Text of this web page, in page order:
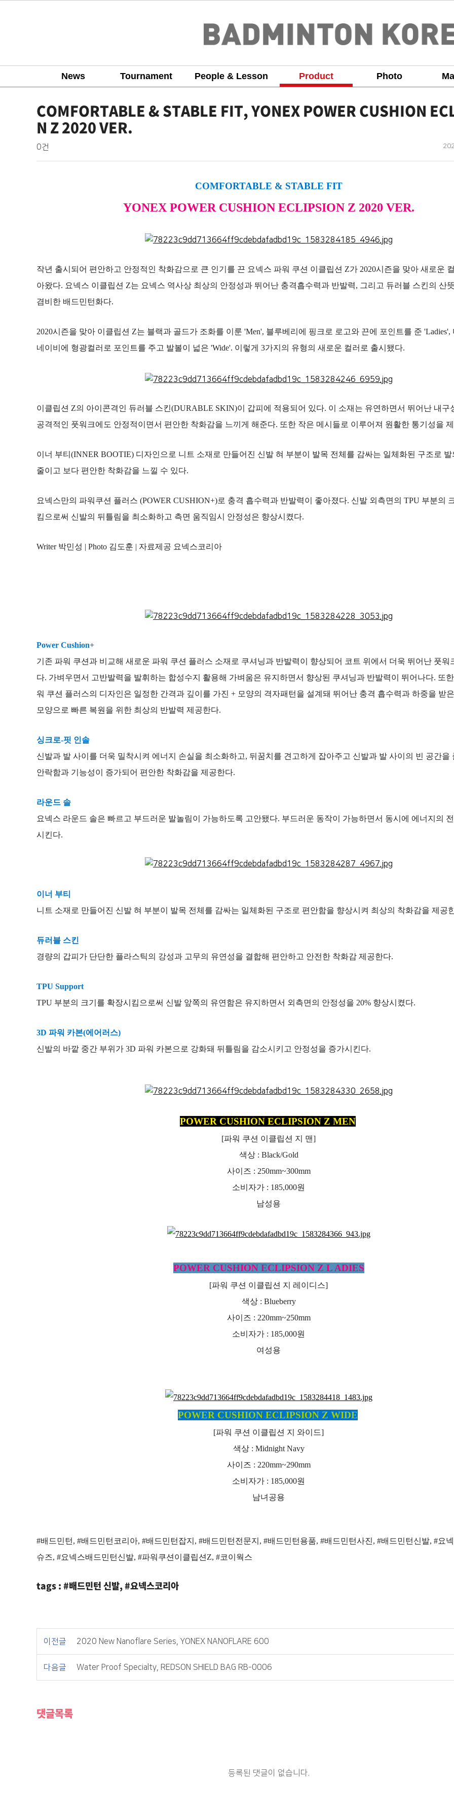
News Tournament People & Lesson Product Photo
product
COMFORTABLE & STABLE FIT, YONEX POWER CUSHION
N Z 2020 VER.
작
성
배
드
댓
글
0건
작
COMFORTABLE & STABLE FIT
YONEX POWER CUSHION ECLIPSION Z 2020 VER.
작년 출시되어 편안하고 안정적인 착화감으로 큰 인기를 끈 요넥스 파워 쿠션 이클립션 Z가 2020시즌을 맞아 새로운
아왔다. 요넥스 이클립션 Z는 요넥스 역사상 최상의 안정성과 뛰어난 충격흡수력과 반발력, 그리고 듀러블 스킨의 산
겸비한 배드민턴화다.
2020시즌을 맞아 이클립션 Z는 블랙과 골드가 조화를 이룬 'Men', 블루베리에 핑크로 로고와 끈에 포인트를 준 'Ladies',
네이비에 형광컬러로 포인트를 주고 발볼이 넓은 'Wide'. 이렇게 3가지의 유형의 새로운 컬러로 출시됐다.
이클립션 Z의 아이콘격인 듀러블 스킨(DURABLE SKIN)이 갑피에 적용되어 있다. 이 소재는 유연하면서 뛰어난 내구
공격적인 풋워크에도 안정적이면서 편안한 착화감을 느끼게 해준다. 또한 작은 메시들로 이루어져 원활한 통기성을
이너 부티(INNER BOOTIE) 디자인으로 니트 소재로 만들어진 신발 혀 부분이 발목 전체를 감싸는 일체화된 구조로
줄이고 보다 편안한 착화감을 느낄 수 있다.
요넥스만의 파워쿠션 플러스 (POWER CUSHION+)로 충격 흡수력과 반발력이 좋아졌다. 신발 외측면의 TPU 부분의
킴으로써 신발의 뒤틀림을 최소화하고 측면 움직임시 안정성은 향상시켰다.
Writer 박민성 | Photo 김도훈 | 자료제공 요넥스코리아
Power Cushion+
기존 파워 쿠션과 비교해 새로운 파워 쿠션 플러스 소재로 쿠셔닝과 반발력이 향상되어 코트 위에서 더욱 뛰어난 풋워
다. 가벼우면서 고반발력을 발휘하는 합성수지 활용해 가벼움은 유지하면서 향상된 쿠셔닝과 반발력이 뛰어나다. 또
워 쿠션 플러스의 디자인은 일정한 간격과 깊이를 가진 + 모양의 격자패턴을 설계돼 뛰어난 충격 흡수력과 하중을 받
모양으로 빠른 복원을 위한 최상의 반발력 제공한다.
싱크로-핏 인솔
신발과 발 사이를 더욱 밀착시켜 에너지 손실을 최소화하고, 뒤꿈치를 견고하게 잡아주고 신발과 발 사이의 빈 공간을
안락함과 기능성이 증가되어 편안한 착화감을 제공한다.
라운드 솔
요넥스 라운드 솔은 빠르고 부드러운 발놀림이 가능하도록 고안됐다. 부드러운 동작이 가능하면서 동시에 에너지의
시킨다.
이너 부티
니트 소재로 만들어진 신발 혀 부분이 발목 전체를 감싸는 일체화된 구조로 편안함을 향상시켜 최상의 착화감을 제공
듀러블 스킨
경량의 갑피가 단단한 플라스틱의 강성과 고무의 유연성을 결합해 편안하고 안전한 착화감 제공한다.
TPU Support
TPU 부분의 크기를 확장시킴으로써 신발 앞쪽의 유연함은 유지하면서 외측면의 안정성을 20% 향상시켰다.
3D 파워 카본(에어러스)
신발의 바깥 중간 부위가 3D 파워 카본으로 강화돼 뒤틀림을 감소시키고 안정성을 증가시킨다.
POWER CUSHION ECLIPSION Z MEN
[파워 쿠션 이클립션 지 맨]
색상 : Black/Gold
사이즈 : 250mm~300mm
소비자가 : 185,000원
남성용
POWER CUSHION ECLIPSION Z L ADIES
[파워 쿠션 이클립션 지 레이디스]
색상 : Blueberry
사이즈 : 220mm~250mm
소비자가 : 185,000원
여성용
POWER CUSHION ECLIPSION Z WIDE
[파워 쿠션 이클립션 지 와이드]
색상 : Midnight Navy
사이즈 : 220mm~290mm
소비자가 : 185,000원
남녀공용
#배드민턴, #배드민턴코리아, #배드민턴잡지, #배드민턴전문지, #배드민턴용품, #배드민턴사진, #배드민턴신발, #요
슈즈, #요넥스배드민턴신발, #파워쿠션이클립션Z, #코이웍스
tags : #배드민턴 신발, #요넥스코리아
이전글 2020 New Nanoflare Series, YONEX NANOFLARE 600
다음글 Water Proof Specialty, REDSON SHIELD BAG RB-0006
댓글목록
등록된 댓글이 없습니다.